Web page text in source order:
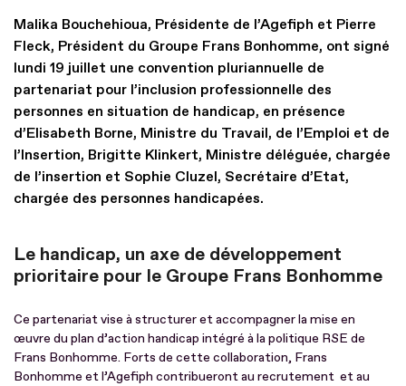
Malika Bouchehioua, Présidente de l’Agefiph et Pierre
Fleck, Président du Groupe Frans Bonhomme, ont signé
lundi 19 juillet une convention pluriannuelle de
partenariat pour l’inclusion professionnelle des
personnes en situation de handicap, en présence
d’Elisabeth Borne, Ministre du Travail, de l’Emploi et de
l’Insertion, Brigitte Klinkert, Ministre déléguée, chargée
de l’insertion et Sophie Cluzel, Secrétaire d’Etat,
chargée des personnes handicapées.
Le handicap, un axe de développement
prioritaire pour le Groupe Frans Bonhomme
Ce partenariat vise à structurer et accompagner la mise en
œuvre du plan d’action handicap intégré à la politique RSE de
Frans Bonhomme. Forts de cette collaboration, Frans
Bonhomme et l’Agefiph contribueront au recrutement et au